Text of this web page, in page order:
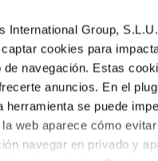
Group,
cookies para
navegación. Estas
anuncios. En el
se puede
la web aparece cómo
navegar en privado y
nostres novetats?
de Borges